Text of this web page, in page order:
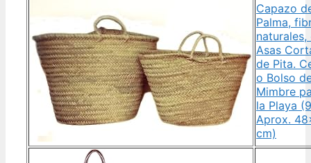
Capazo
Palma,
naturales,
Asas
de Pita.
o Bolso
Mimbre
la Playa
Aprox.
cm)